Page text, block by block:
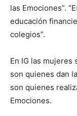
las Emociones”.
educación
colegios”.
En IG las mujeres
son quienes dan
son quienes
Emociones.